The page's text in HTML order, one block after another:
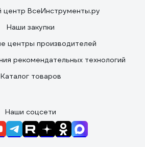
центр ВсеИнструменты.ру
Наши закупки
центры производителей
рекомендательных технологий
Каталог товаров
Наши соцсети